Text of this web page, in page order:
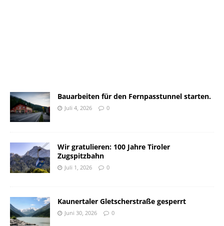
Bauarbeiten für den Fernpasstunnel starten.
Juli 4, 2026 0
Wir gratulieren: 100 Jahre Tiroler
Zugspitzbahn
Juli 1, 2026 0
Kaunertaler Gletscherstraße gesperrt
Juni 30, 2026 0